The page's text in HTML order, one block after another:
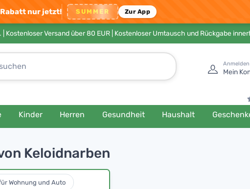
Rabatt nur jetzt! SUMMER Zur App
Kostenloser Versand über 80 EUR | Kostenloser Umtausch und Rückgabe
Anmelden
Mein
Kinder Herren Gesundheit Haushalt
Keloidnarben
Wohnung und Auto